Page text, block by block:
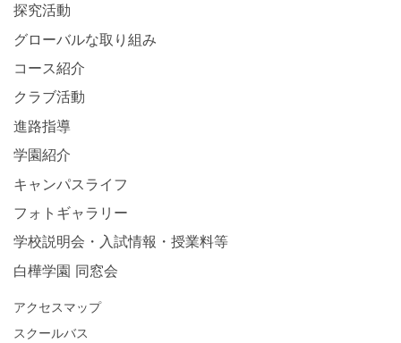
探究活動
グローバルな取り組み
コース紹介
クラブ活動
進路指導
学園紹介
キャンパスライフ
フォトギャラリー
学校説明会・入試情報・授業料等
白樺学園 同窓会
アクセスマップ
スクールバス